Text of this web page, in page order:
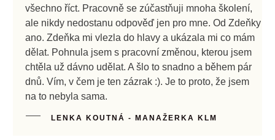
všechno říct. Pracovně se zúčastňuji mnoha školení,
ale nikdy nedostanu odpověď jen pro mne. Od Zdeňky
ano. Zdeňka mi vlezla do hlavy a ukázala mi co mám
dělat. Pohnula jsem s pracovní změnou, kterou jsem
chtěla už dávno udělat. A šlo to snadno a během pár
dnů. Vím, v čem je ten zázrak :). Je to proto, že jsem
na to nebyla sama.
LENKA KOUTNÁ - MANAŽERKA KLM